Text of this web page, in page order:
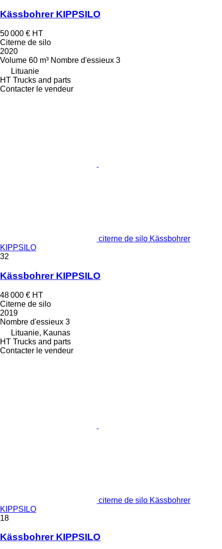
Kässbohrer KIPPSILO
50 000 € HT
Citerne de silo
2020
Volume 60 m³ Nombre d'essieux 3
Lituanie
HT Trucks and parts
Contacter le vendeur
citerne de silo Kässbohrer
KIPPSILO
32
Kässbohrer KIPPSILO
48 000 € HT
Citerne de silo
2019
Nombre d'essieux 3
Lituanie, Kaunas
HT Trucks and parts
Contacter le vendeur
citerne de silo Kässbohrer
KIPPSILO
18
Kässbohrer KIPPSILO